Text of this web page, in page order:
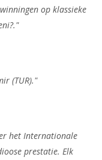
op klassieke
(TUR)."
het Internationale
prestatie. Elk